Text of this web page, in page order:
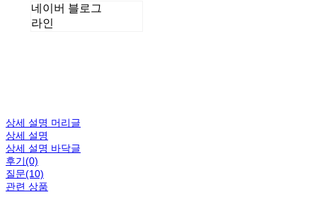
네이버 블로그
라인
상세 설명 머리글
상세 설명
상세 설명 바닥글
후기(0)
질문(10)
관련 상품